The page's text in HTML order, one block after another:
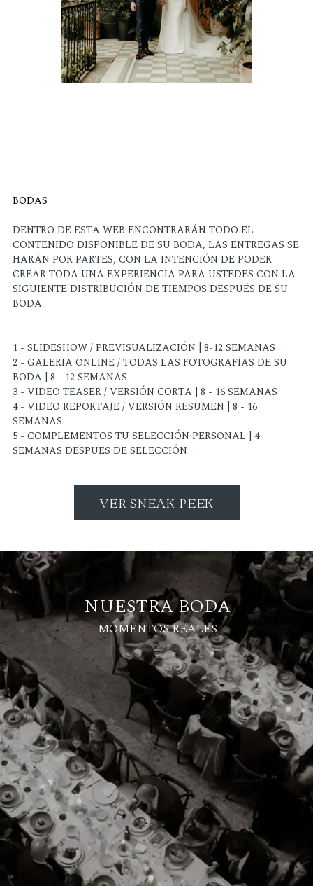
BODAS
DENTRO DE ESTA WEB ENCONTRARÁN TODO EL
CONTENIDO DISPONIBLE DE SU BODA, LAS ENTREGAS SE
HARÁN POR PARTES, CON LA INTENCIÓN DE PODER
CREAR TODA UNA EXPERIENCIA PARA USTEDES CON LA
SIGUIENTE DISTRIBUCIÓN DE TIEMPOS DESPUÉS DE SU
BODA:
1 - SLIDESHOW / PREVISUALIZACIÓN | 8-12 SEMANAS
2 - GALERIA ONLINE / TODAS LAS FOTOGRAFÍAS DE SU
BODA | 8 - 12 SEMANAS
3 - VIDEO TEASER / VERSIÓN CORTA | 8 - 16 SEMANAS
4 - VIDEO REPORTAJE / VERSIÓN RESUMEN | 8 - 16
SEMANAS
5 - COMPLEMENTOS TU SELECCIÓN PERSONAL | 4
SEMANAS DESPUES DE SELECCIÓN
VER SNEAK PEEK
NUESTRA BODA
MOMENTOS REALES